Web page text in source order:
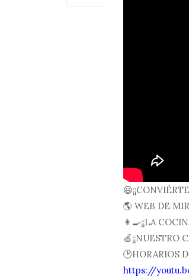
🌎 WEB DE
👩🍳¡¡LA
🍏¡¡NUESTRO
🕑HORARIOS
https://